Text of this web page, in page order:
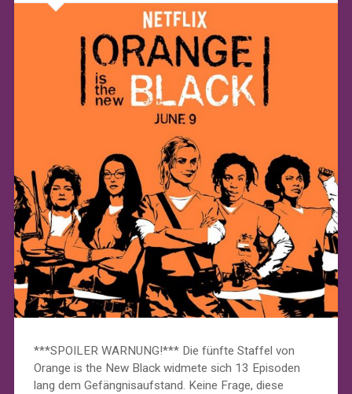
***SPOILER WARNUNG!*** Die fünfte Staffel von
Orange is the New Black widmete sich 13 Episoden
lang dem Gefängnisaufstand. Keine Frage, diese